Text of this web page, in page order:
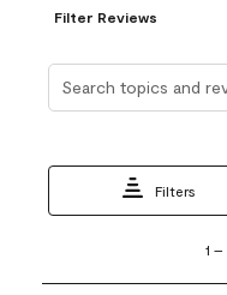
Filter Reviews
Filters
8
1 –